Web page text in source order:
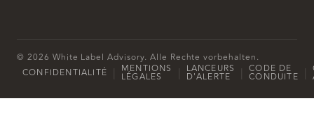
© 2026 White Label Advisory. Alle Rechte vorbehalten.
CONFIDENTIALITÉ
MENTIONS
LÉGALES
LANCEURS
D'ALERTE
CODE DE
CONDUITE